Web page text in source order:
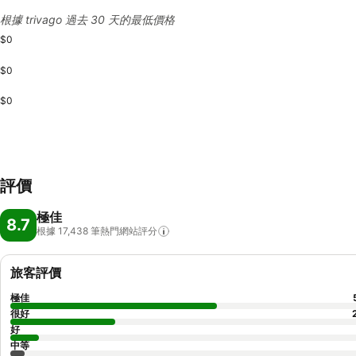
根據 trivago 過去 30 天的最低價格
$0
$0
$0
評價
8.7 極佳
根據 17,438 筆熱門網站評分
旅客評價
極佳
很好
好
中等